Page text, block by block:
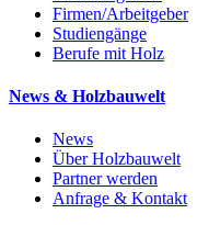
Firmen/Arbeitgeber
Studiengänge
Berufe mit Holz
News & Holzbauwelt
News
Über Holzbauwelt
Partner werden
Anfrage & Kontakt